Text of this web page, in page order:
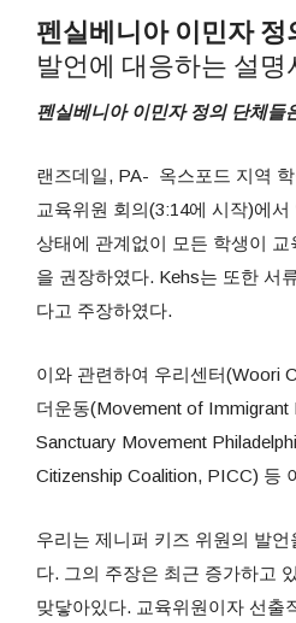
펜실베니아 이민자 정
발언에 대응하는 설명
펜실베니아 이민자 정의 단체들
랜즈데일, PA- 옥스포드 지역
교육위원 회의(3:14에 시작)에
상태에 관계없이 모든 학생이
을 권장하였다. Kehs는 또한 서
다고 주장하였다.
이와 관련하여 우리센터(Woori
더운동(Movement of
Sanctuary Movement
Citizenship Coalition, PICC) 등
우리는 제니퍼 키즈 위원의 발
다. 그의 주장은 최근 증가하고
맞닿아있다. 교육위원이자 선출